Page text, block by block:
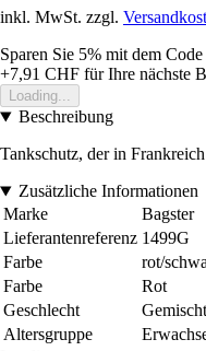
inkl. MwSt. zzgl.
Sparen Sie 5% mit dem Code
+7,91 CHF für Ihre nächste
Loading...
Beschreibung
Tankschutz, der in
Zusätzliche Informationen
Marke
Bagster
Lieferantenreferenz 1499G
Farbe
rot/
Farbe
Rot
Geschlecht
Gemischt
Altersgruppe